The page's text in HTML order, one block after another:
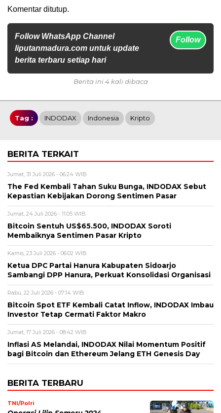
Komentar ditutup.
Follow WhatsApp Channel
liputanmadura.com untuk update
berita terbaru setiap hari
Follow
Berita ini 4 kali dibaca
Tag : INDODAX Indonesia Kripto
BERITA TERKAIT
Jumat, 31 Juli 2026 - 06:24 WIB
The Fed Kembali Tahan Suku Bunga, INDODAX Sebut
Kepastian Kebijakan Dorong Sentimen Pasar
Jumat, 24 Juli 2026 - 11:05 WIB
Bitcoin Sentuh US$65.500, INDODAX Soroti
Membaiknya Sentimen Pasar Kripto
Kamis, 23 Juli 2026 - 06:02 WIB
Ketua DPC Partai Hanura Kabupaten Sidoarjo
Sambangi DPP Hanura, Perkuat Konsolidasi Organisasi
Rabu, 22 Juli 2026 - 07:14 WIB
Bitcoin Spot ETF Kembali Catat Inflow, INDODAX Imbau
Investor Tetap Cermati Faktor Makro
Jumat, 17 Juli 2026 - 08:42 WIB
Inflasi AS Melandai, INDODAX Nilai Momentum Positif
bagi Bitcoin dan Ethereum Jelang ETH Genesis Day
BERITA TERBARU
TNI/Polri